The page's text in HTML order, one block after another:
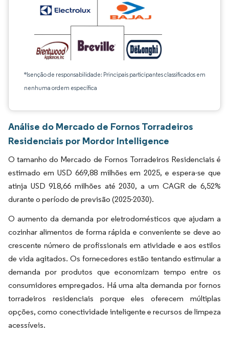
*Isenção de responsabilidade: Principais participantes classificados em
nenhuma ordem específica
Análise do Mercado de Fornos Torradeiros
Residenciais por Mordor Intelligence
O tamanho do Mercado de Fornos Torradeiros Residenciais é
estimado em USD 669,88 milhões em 2025, e espera-se que
atinja USD 918,66 milhões até 2030, a um CAGR de 6,52%
durante o período de previsão (2025-2030).
O aumento da demanda por eletrodomésticos que ajudam a
cozinhar alimentos de forma rápida e conveniente se deve ao
crescente número de profissionais em atividade e aos estilos
de vida agitados. Os fornecedores estão tentando estimular a
demanda por produtos que economizam tempo entre os
consumidores empregados. Há uma alta demanda por fornos
torradeiros residenciais porque eles oferecem múltiplas
opções, como conectividade inteligente e recursos de limpeza
acessíveis.